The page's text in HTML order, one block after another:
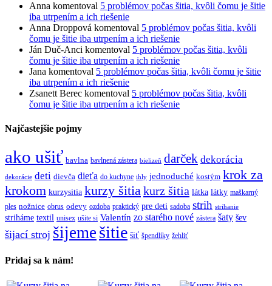
Anna komentoval 5 problémov počas šitia, kvôli čomu je šitie
iba utrpením a ich riešenie
Anna Droppová komentoval 5 problémov počas šitia, kvôli
čomu je šitie iba utrpením a ich riešenie
Ján Duč-Anci komentoval 5 problémov počas šitia, kvôli
čomu je šitie iba utrpením a ich riešenie
Jana komentoval 5 problémov počas šitia, kvôli čomu je šitie
iba utrpením a ich riešenie
Zsanett Berec komentoval 5 problémov počas šitia, kvôli
čomu je šitie iba utrpením a ich riešenie
Najčastejšie pojmy
ako ušiť bavlna bavlnená zástera bielizeň darček dekorácia
dekorácie deti dievča dieťa do kuchyne ihly jednoduché kostým krok za
krokom kurzysitia kurzy šitiakurz šitia látka látky maškarný
ples nožnice obrus odevy ozdoba praktický pre deti sadoba strih strihanie
striháme textil unisex ušite si Valentín zo starého nové zástera šaty šev
šijací stroj šijeme šitie šiť špendlíky žehliť
Pridaj sa k nám!